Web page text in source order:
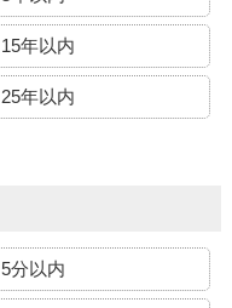
15年以内
25年以内
5分以内